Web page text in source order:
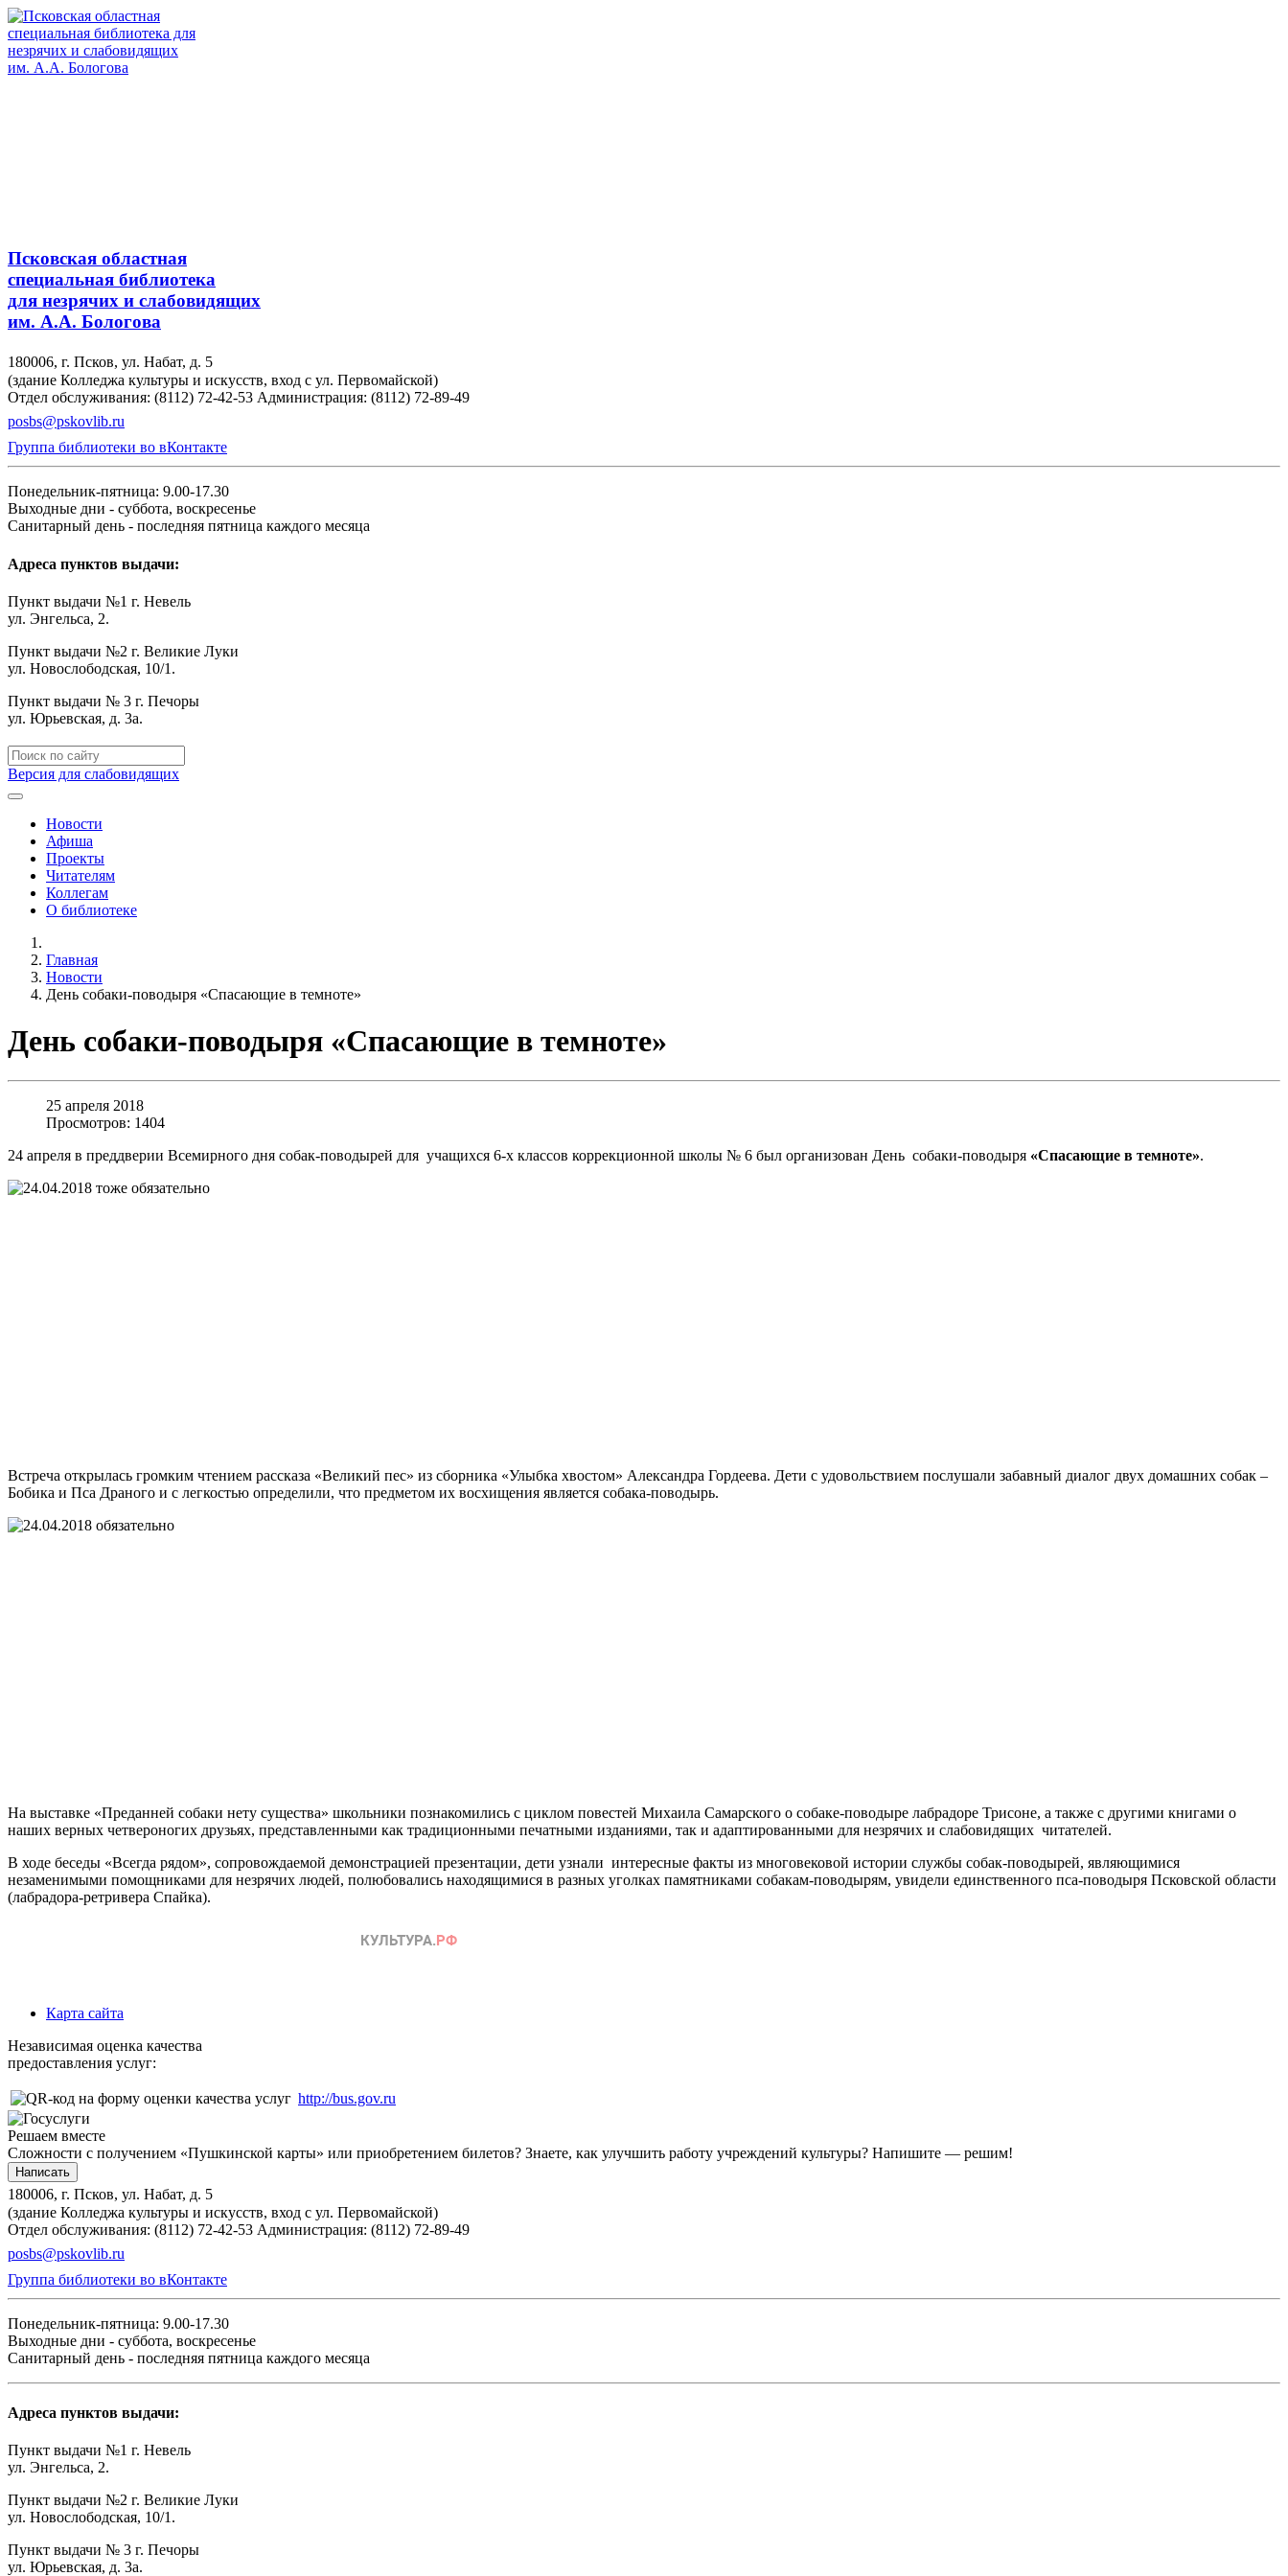
Псковская областная
специальная библиотека
для незрячих и слабовидящих
им. А.А. Бологова
180006, г. Псков, ул. Набат, д. 5
(здание Колледжа культуры и искусств, вход с ул. Первомайской)
Отдел обслуживания: (8112) 72-42-53 Администрация: (8112) 72-89-49
posbs@pskovlib.ru
Группа библиотеки во вКонтакте
Понедельник-пятница: 9.00-17.30
Выходные дни - суббота, воскресенье
Санитарный день - последняя пятница каждого месяца
Адреса пунктов выдачи:
Пункт выдачи №1 г. Невель
ул. Энгельса, 2.
Пункт выдачи №2 г. Великие Луки
ул. Новослободская, 10/1.
Пункт выдачи № 3 г. Печоры
ул. Юрьевская, д. 3а.
Версия для слабовидящих
Новости
Афиша
Проекты
Читателям
Коллегам
О библиотеке
Главная
Новости
День собаки-поводыря «Спасающие в темноте»
День собаки-поводыря «Спасающие в темноте»
25 апреля 2018
Просмотров: 1404
24 апреля в преддверии Всемирного дня собак-поводырей для учащихся 6-х классов коррекционной школы № 6 был организован День собаки-поводыря «Спасающие в темноте».
Встреча открылась громким чтением рассказа «Великий пес» из сборника «Улыбка хвостом» Александра Гордеева. Дети с удовольствием послушали забавный диалог двух домашних собак –
Бобика и Пса Драного и с легкостью определили, что предметом их восхищения является собака-поводырь.
На выставке «Преданней собаки нету существа» школьники познакомились с циклом повестей Михаила Самарского о собаке-поводыре лабрадоре Трисоне, а также с другими книгами о
наших верных четвероногих друзьях, представленными как традиционными печатными изданиями, так и адаптированными для незрячих и слабовидящих читателей.
В ходе беседы «Всегда рядом», сопровождаемой демонстрацией презентации, дети узнали интересные факты из многовековой истории службы собак-поводырей, являющимися
незаменимыми помощниками для незрячих людей, полюбовались находящимися в разных уголках памятниками собакам-поводырям, увидели единственного пса-поводыря Псковской области
(лабрадора-ретривера Спайка).
Карта сайта
Независимая оценка качества
предоставления услуг:
http://bus.gov.ru
Решаем вместе
Сложности с получением «Пушкинской карты» или приобретением билетов? Знаете, как улучшить работу учреждений культуры? Напишите — решим!
Написать
180006, г. Псков, ул. Набат, д. 5
(здание Колледжа культуры и искусств, вход с ул. Первомайской)
Отдел обслуживания: (8112) 72-42-53 Администрация: (8112) 72-89-49
posbs@pskovlib.ru
Группа библиотеки во вКонтакте
Понедельник-пятница: 9.00-17.30
Выходные дни - суббота, воскресенье
Санитарный день - последняя пятница каждого месяца
Адреса пунктов выдачи:
Пункт выдачи №1 г. Невель
ул. Энгельса, 2.
Пункт выдачи №2 г. Великие Луки
ул. Новослободская, 10/1.
Пункт выдачи № 3 г. Печоры
ул. Юрьевская, д. 3а.